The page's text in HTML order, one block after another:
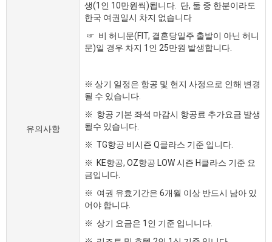
유의사항
생(1인 10만원씩)됩니다. 단, 둘 중 한분이라도
한국 여권일시 차지 없습니다
☞ 비 허니문(FIT, 결혼당일주 출발이 아닌 허니
문)일 경우 차지 1인 25만원 발생합니다.
※ 상기 일정은 항공 및 현지 사정으로 인해 변경
될 수 있습니다.
※ 항공 기본 좌석 마감시 항공료 추가요금 발생
될수 있습니다.
※ TG항공 비시즌 Q클라스 기준 입니다.
※ KE항공, OZ항공 LOW 시즌 H클라스 기준 요
금입니다.
※ 여권 유효기간은 6개월 이상 반드시 남아 있
어야 합니다.
※ 상기 요금은 1인 기준 입니니다.